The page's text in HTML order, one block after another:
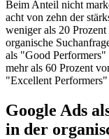
Beim Anteil nicht
acht von zehn der
weniger als 20
organische
als "Good
mehr als 60 Prozent
"Excellent
Google Ads
in der